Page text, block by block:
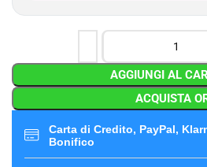
AGGIUNGI AL
ACQUISTA
Carta di Credito, PayPal,
Bonifico